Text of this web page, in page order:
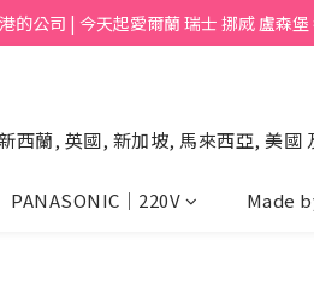
的公司 | 今天起愛爾蘭 瑞士 挪烕 盧森堡
西蘭, 英國, 新加坡, 馬來西亞, 美國
PANASONIC｜220V Made